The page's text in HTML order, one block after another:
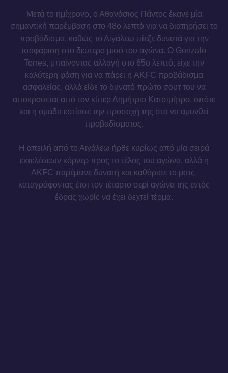
Μετά το ημίχρονο, ο Αθανάσιος Πάντος έκανε μία
σημαντική παρέμβαση στο 48ο λεπτό για να διατηρήσει το
προβάδισμα, καθώς το Αιγάλεω πίεζε δυνατά για την
ισοφάριση στο δεύτερο μισό του αγώνα. Ο Gonzalo
Torres, μπαίνοντας αλλαγή στο 65ο λεπτό, είχε την
καλύτερη φάση για να πάρει η AKFC προβάδισμα
ασφαλείας, αλλά είδε το δυνατό πρώτο σουτ του να
αποκρούεται από τον κίπερ Δημήτριο Κατσιμήτρο, οπότε
και η ομάδα εστίασε την προσοχή της στο να αμυνθεί
προβαδίσματος.
Η απειλή από το Αιγάλεω ήρθε κυρίως από μία σειρά
εκτελέσεων κόρνερ προς το τέλος του αγώνα, αλλά η
AKFC παρέμεινε δυνατή και καθάρισε το ματς,
καταγράφοντας έτσι τον τέταρτο σερί αγώνα της εντός
έδρας χωρίς να έχει δεχτεί τέρμα.